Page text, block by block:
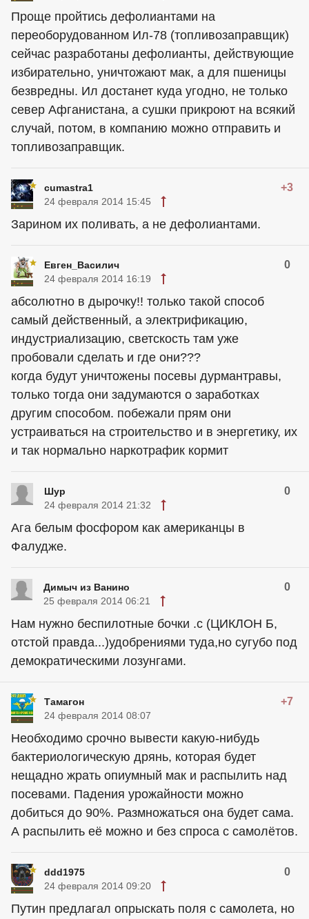
Проще пройтись дефолиантами на
переоборудованном Ил-78 (топливозаправщик)
сейчас разработаны дефолианты, действующие
избирательно, уничтожают мак, а для пшеницы
безвредны. Ил достанет куда угодно, не только
север Афганистана, а сушки прикроют на всякий
случай, потом, в компанию можно отправить и
топливозаправщик.
cumastra1 +3
24 февраля 2014 15:45
Зарином их поливать, а не дефолиантами.
Евген_Василич 0
24 февраля 2014 16:19
абсолютно в дырочку!! только такой способ
самый действенный, а электрификацию,
индустриализацию, светскость там уже
пробовали сделать и где они???
когда будут уничтожены посевы дурмантравы,
только тогда они задумаются о заработках
другим способом. побежали прям они
устраиваться на строительство и в энергетику, их
и так нормально наркотрафик кормит
Шур 0
24 февраля 2014 21:32
Ага белым фосфором как американцы в
Фалудже.
Димыч из Ванино 0
25 февраля 2014 06:21
Нам нужно беспилотные бочки .с (ЦИКЛОН Б,
отстой правда...)удобрениями туда,но сугубо под
демократическими лозунгами.
Тамагон +7
24 февраля 2014 08:07
Необходимо срочно вывести какую-нибудь
бактериологическую дрянь, которая будет
нещадно жрать опиумный мак и распылить над
посевами. Падения урожайности можно
добиться до 90%. Размножаться она будет сама.
А распылить её можно и без спроса с самолётов.
ddd1975 0
24 февраля 2014 09:20
Путин предлагал опрыскать поля с самолета, но